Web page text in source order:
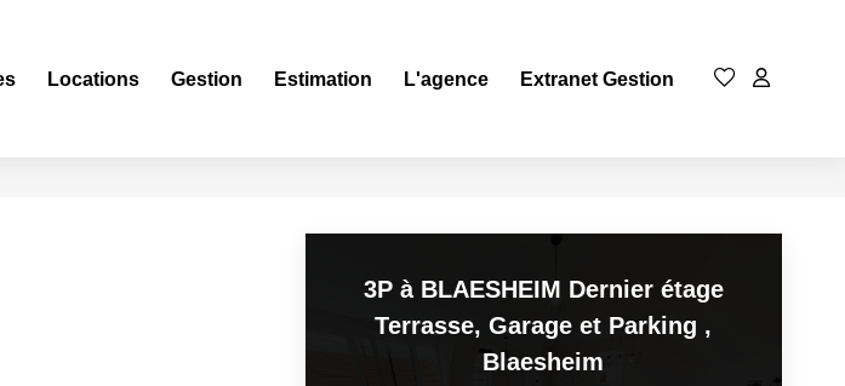
Locations Gestion Estimation L'agence Extranet Gestion
3P à BLAESHEIM Dernier étage
Terrasse, Garage et Parking ,
Blaesheim